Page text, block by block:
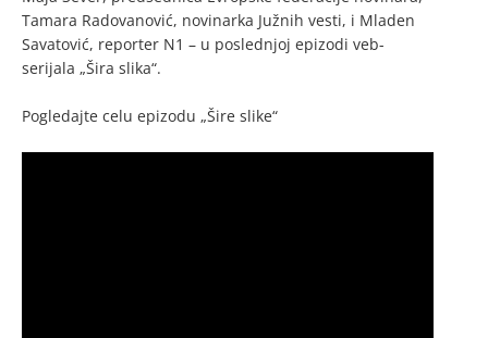
Tamara Radovanović, novinarka Južnih vesti, i Mladen
Savatović, reporter N1 – u poslednjoj epizodi veb-
serijala „Šira slika“.
Pogledajte celu epizodu „Šire slike“